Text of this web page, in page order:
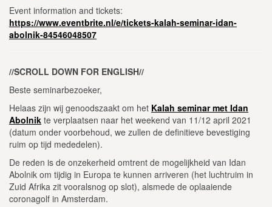
Event information and tickets:
https://www.eventbrite.nl/e/tickets-kalah-seminar-idan-
abolnik-84546048507
//SCROLL DOWN FOR ENGLISH//
Beste seminarbezoeker,
Helaas zijn wij genoodszaakt om het Kalah seminar met Idan
Abolnik te verplaatsen naar het weekend van 11/12 april 2021
(datum onder voorbehoud, we zullen de definitieve bevestiging
ruim op tijd mededelen).
De reden is de onzekerheid omtrent de mogelijkheid van Idan
Abolnik om tijdig in Europa te kunnen arriveren (het luchtruim in
Zuid Afrika zit vooralsnog op slot), alsmede de oplaaiende
coronagolf in Amsterdam.